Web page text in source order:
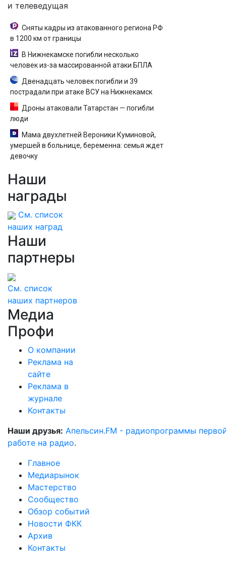
и телеведущая
Сняты кадры из атакованного региона РФ
в 1200 км от границы
В Нижнекамске погибли несколько
человек из-за массированной атаки БПЛА
Двенадцать человек погибли и 39
пострадали при атаке ВСУ на Нижнекамск
Дроны атаковали Татарстан — погибли
люди
Мама двухлетней Вероники Куминовой,
умершей в больнице, беременна: семья ждет
девочку
Наши
награды
См. список
наших наград
Наши
партнеры
См. список
наших партнеров
Медиа
Профи
О компании
Реклама на
сайте
Реклама в
журнале
Контакты
Наши друзья: Апельсин.FM - радиопрограммы
работе на радио.
Главное
Медиарынок
Мастерство
Сообщество
Обзор событий
Новости ФКК
Архив
Контакты